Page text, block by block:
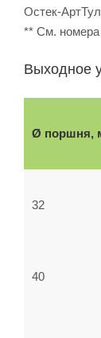
Остек-
** См. номера
Выходное
Ø поршня,
32
40